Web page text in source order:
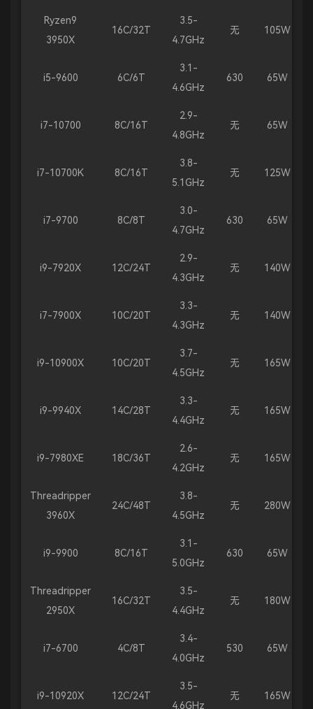
Ryzen9
3950X
16C/32T
3.5-
4.7GHz
无 105W
i5-9600 6C/6T
3.1-
4.6GHz
630 65W
i7-10700 8C/16T
2.9-
4.8GHz
无 65W
i7-10700K 8C/16T
3.8-
5.1GHz
无 125W
i7-9700 8C/8T
3.0-
4.7GHz
630 65W
i9-7920X 12C/24T
2.9-
4.3GHz
无 140W
i7-7900X 10C/20T
3.3-
4.3GHz
无 140W
i9-10900X 10C/20T
3.7-
4.5GHz
无 165W
i9-9940X 14C/28T
3.3-
4.4GHz
无 165W
i9-7980XE 18C/36T
2.6-
4.2GHz
无 165W
Threadripper
3960X
24C/48T
3.8-
4.5GHz
无 280W
i9-9900 8C/16T
3.1-
5.0GHz
630 65W
Threadripper
2950X
16C/32T
3.5-
4.4GHz
无 180W
i7-6700 4C/8T
3.4-
4.0GHz
530 65W
i9-10920X 12C/24T
3.5-
4.6GHz
无 165W